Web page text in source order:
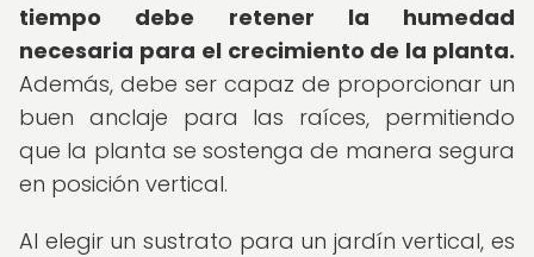
tiempo debe retener la humedad
necesaria para el crecimiento de la planta.
Además, debe ser capaz de proporcionar un
buen anclaje para las raíces, permitiendo
que la planta se sostenga de manera segura
en posición vertical.
Al elegir un sustrato para un jardín vertical, es